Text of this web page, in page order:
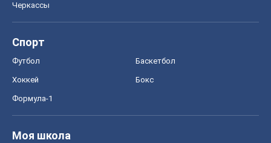
Черкассы
Спорт
Футбол Баскетбол
Хоккей Бокс
Формула-1
Моя школа